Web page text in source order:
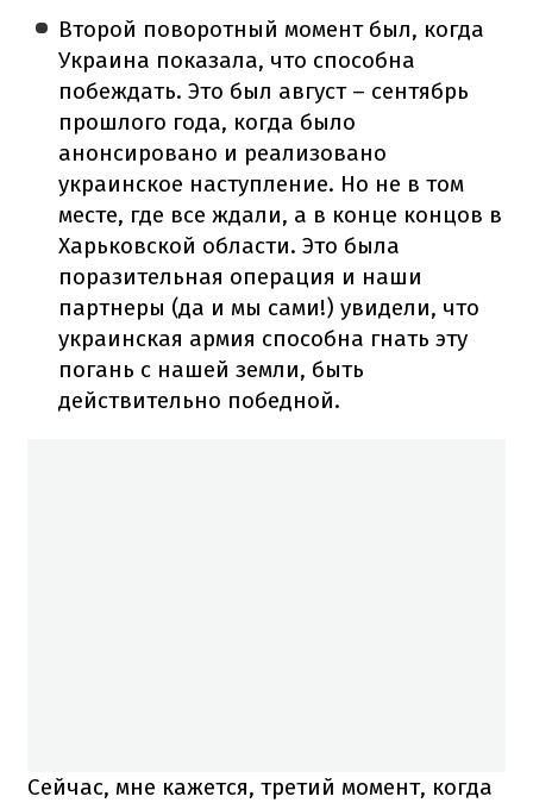
Второй поворотный момент был, когда
Украина показала, что способна
побеждать. Это был август – сентябрь
прошлого года, когда было
анонсировано и реализовано
украинское наступление. Но не в том
месте, где все ждали, а в конце концов в
Харьковской области. Это была
поразительная операция и наши
партнеры (да и мы сами!) увидели, что
украинская армия способна гнать эту
погань с нашей земли, быть
действительно победной.
Сейчас, мне кажется, третий момент, когда